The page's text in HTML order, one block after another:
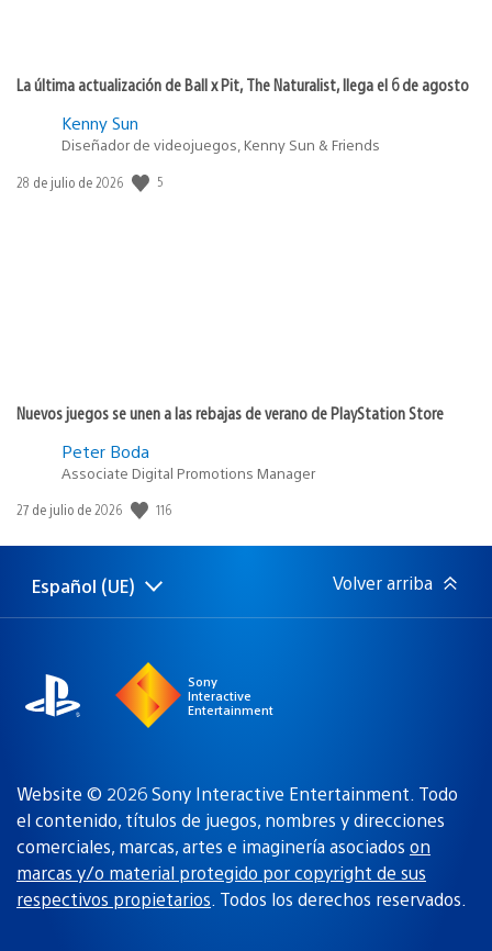
La última actualización de Ball x Pit, The Naturalist, llega el 6 de agosto
Kenny Sun
Diseñador de videojuegos, Kenny Sun & Friends
Fecha
28 de julio de 2026 5
Nuevos juegos se unen a las rebajas de verano de PlayStation Store
Peter Boda
Associate Digital Promotions Manager
Fecha
publicación:
27 de julio de 2026 116
Selecciona
Región
Español (UE) Volver arriba
Sony
Interactive
Entertainment
Website © 2026 Sony Interactive Entertainment. Todo
el contenido, títulos de juegos, nombres y direcciones
comerciales, marcas, artes e imaginería asociados on
marcas y/o material protegido por copyright de sus
respectivos propietarios. Todos los derechos reservados.